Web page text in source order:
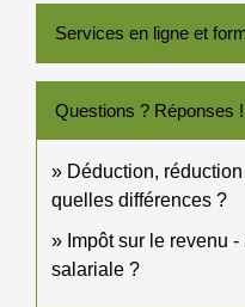
Services en ligne et
Questions ? Réponses !
Déduction,
quelles différences ?
Impôt sur le revenu
salariale ?